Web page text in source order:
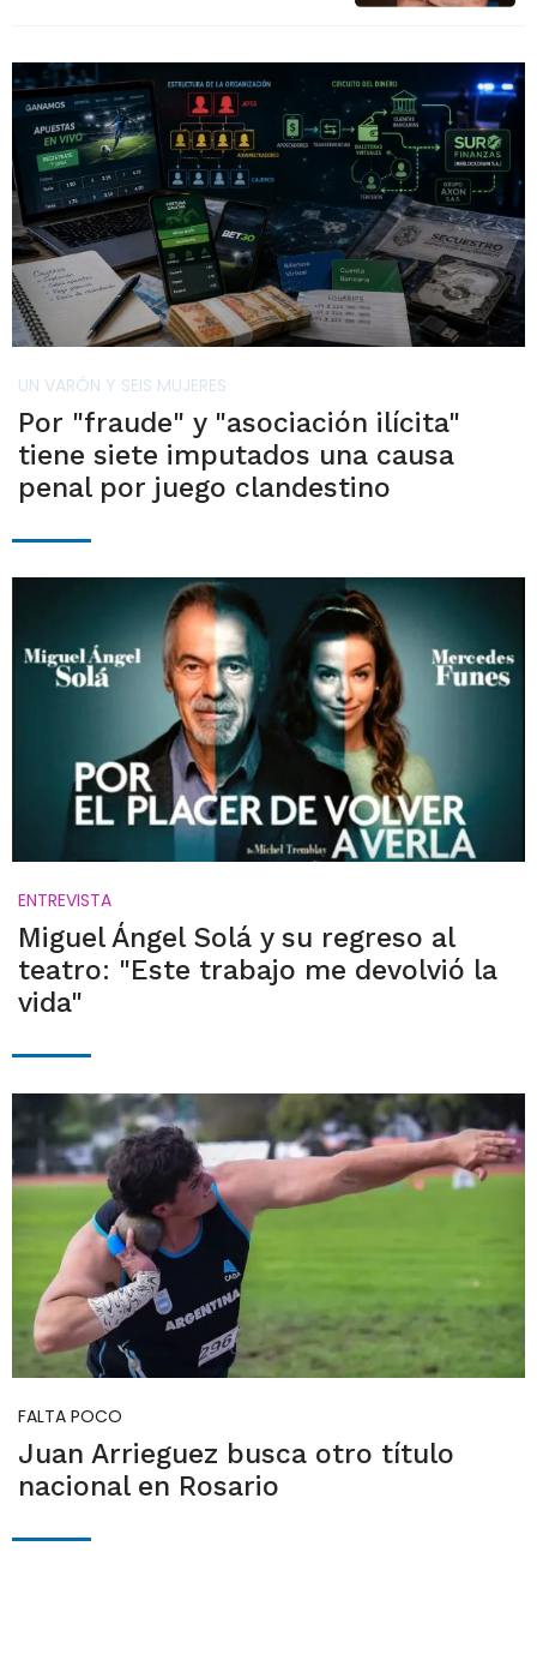
UN VARÓN Y SEIS MUJERES
Por "fraude" y "asociación ilícita"
tiene siete imputados una causa
penal por juego clandestino
ENTREVISTA
Miguel Ángel Solá y su regreso al
teatro: "Este trabajo me devolvió la
vida"
FALTA POCO
Juan Arrieguez busca otro título
nacional en Rosario